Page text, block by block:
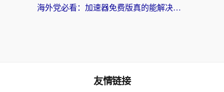
海外党必看：加速器免费版真的能解决回国访问难题吗？附实用选择指南
友情链接